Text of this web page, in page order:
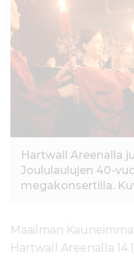
Hartwall Areenalla
Joululaulujen 40-
megakonsertilla.
Maailman
Hartwall Areenalla